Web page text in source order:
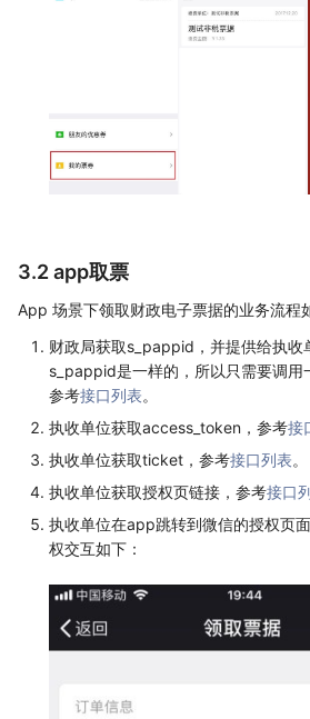
3.2 app取票
App 场景下领取财政电子票据的业务流程
财政局获取s_pappid，并提供给执收
s_pappid是一样的，所以只需要调用
参考接口列表。
执收单位获取access_token，参考接
执收单位获取ticket，参考接口列表。
执收单位获取授权页链接，参考接口
执收单位在app跳转到微信的授权页
权交互如下：